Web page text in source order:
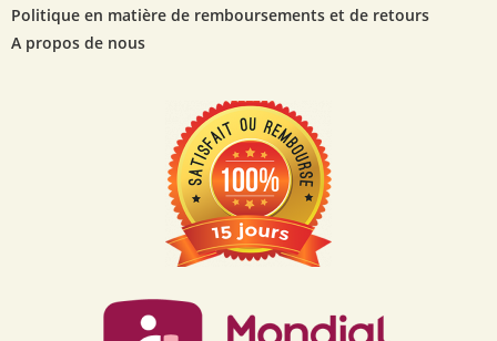
Politique en matière de remboursements et de retours
A propos de nous